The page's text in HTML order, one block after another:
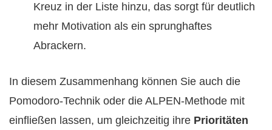
Kreuz in der Liste hinzu, das sorgt für deutlich
mehr Motivation als ein sprunghaftes
Abrackern.
In diesem Zusammenhang können Sie auch die
Pomodoro-Technik oder die ALPEN-Methode mit
einfließen lassen, um gleichzeitig ihre Prioritäten